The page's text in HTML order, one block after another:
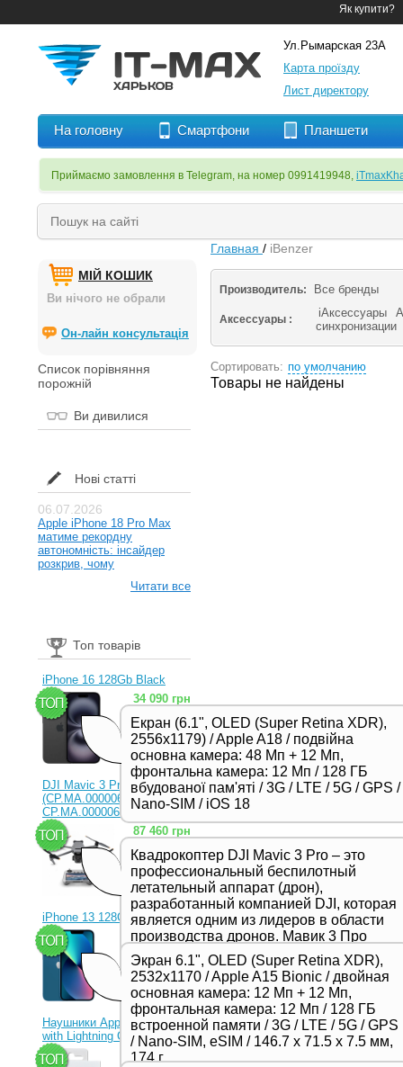
Як купити?
Ул.Рымарская 23А
Карта проїзду
Лист директору
На головну Смартфони Планшети
Приймаємо замовлення в Telegram, на номер 0991419948,
МІЙ КОШИК
Ви нічого не обрали
Он-лайн консультація
Список порівняння
порожній
Ви дивилися
Нові статті
06.07.2026
Apple iPhone 18 Pro Max
матиме рекордну
автономність: інсайдер
розкрив, чому
Читати все
Топ товарів
iPhone 16 128Gb Black
Екран (6.1", OLED (Super Retina XDR),
2556x1179) / Apple A18 / подвійна
основна камера: 48 Мп + 12 Мп,
фронтальна камера: 12 Мп / 128 ГБ
вбудованої пам'яті / 3G / LTE / 5G / GPS /
Nano-SIM / iOS 18
34 090 грн
DJI Mavic 3 Pro (RC)
(CP.MA.00000654.01,
CP.MA.00000656.01)
Квадрокоптер DJI Mavic 3 Pro – это
профессиональный беспилотный
летательный аппарат (дрон),
разработанный компанией DJI, которая
является одним из лидеров в области
производства дронов. Мавик 3 Про
представляет собой новейшую модель
в серии Mavic и отличается высоким
качеством съемки, продвинутыми
функциями и улучшенной
производительностью,
предназначенной для
профессиональных фотографов и
87 460 грн
iPhone 13 128Gb Blue
Экран 6.1", OLED (Super Retina XDR),
2532x1170 / Apple A15 Bionic / двойная
основная камера: 12 Мп + 12 Мп,
фронтальная камера: 12 Мп / 128 ГБ
встроенной памяти / 3G / LTE / 5G / GPS
/ Nano-SIM, eSIM / 146.7 х 71.5 х 7.5 мм,
174 г
23 330 грн
Наушники Apple EarPods
with Lightning Connector
1 350 грн
Главная / iBenzer
Производитель: Все бренды
Аксессуары : iАксессуары
синхронизации
Сортировать: по умолчанию
Товары не найдены